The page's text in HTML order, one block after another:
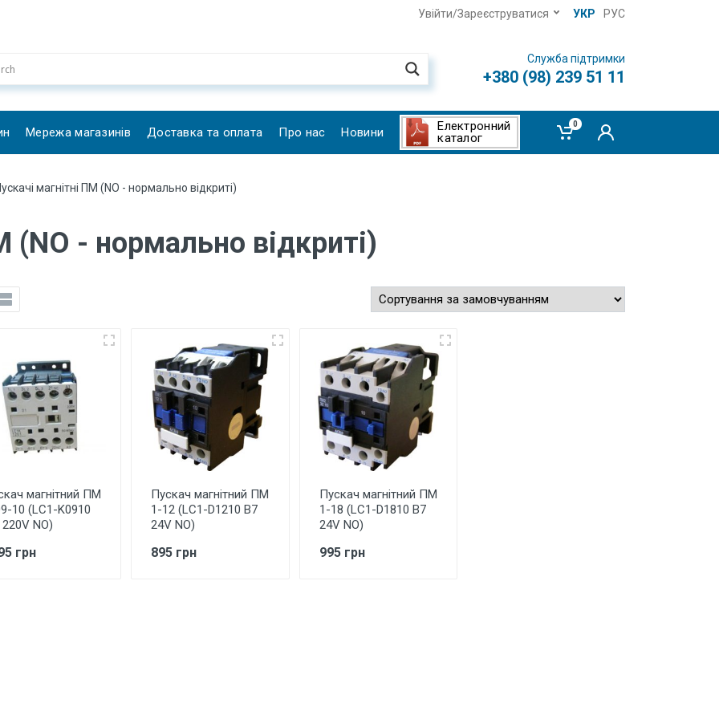
Увійти/Зареєструватися УКР РУС
Служба підтримки
+380 (98) 239 51 11
Мережа магазинів Доставка та оплата Про нас Новини
Електронний
каталог
0
магнітні ПМ (NO - нормально відкриті)
(NO - нормально відкриті)
магнітний ПМ
10 (LC1-K0910
NO)
грн
Пускач магнітний ПМ
1-12 (LC1-D1210 B7
24V NO)
895 грн
Пускач магнітний ПМ
1-18 (LC1-D1810 В7
24V NO)
995 грн